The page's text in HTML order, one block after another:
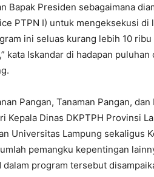
Bapak Presiden sebagaimana
PTPN I) untuk mengeksekusi di
ini seluas kurang lebih 10
kata Iskandar di hadapan
Pangan, Tanaman Pangan,
Dinas DKPTPH Provinsi
Universitas Lampung sekaligus
pemangku kepentingan
program tersebut